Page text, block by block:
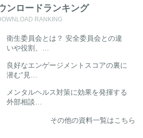
ンロードランキング
RANKING
衛生委員会とは？ 安全委員会との違
いや役割、…
良好なエンゲージメントスコアの裏に
潜む”見…
メンタルヘルス対策に効果を発揮する
外部相談…
その他の資料一覧はこちら